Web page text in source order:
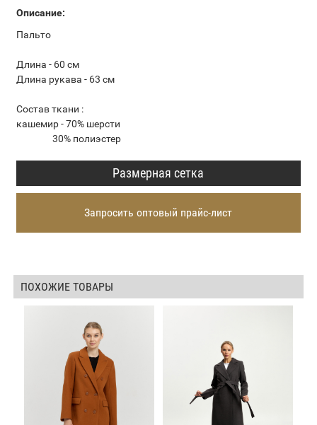
Описание:
Пальто
Длина - 60 см
Длина рукава - 63 см
Состав ткани :
кашемир - 70% шерсти
30% полиэстер
Размерная сетка
Запросить оптовый прайс-лист
ПОХОЖИЕ ТОВАРЫ